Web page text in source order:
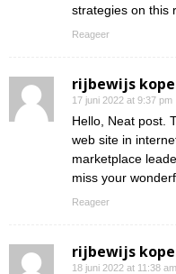
strategies on this
Reageer
rijbewijs
17 juni 2022 at 9:37 pm
Hello, Neat post.
web site in
marketplace
miss your
Reageer
rijbewijs
18 juni 2022 at 11:38 am